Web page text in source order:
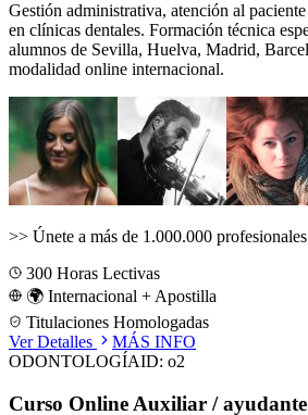
Gestión administrativa, atención al
en clínicas dentales. Formación técnica
alumnos de Sevilla, Huelva, Madrid,
modalidad online internacional.
>> Únete a más de 1.000.000
300 Horas Lectivas
🌍 Internacional + Apostilla
Titulaciones Homologadas
Ver Detalles
MÁS INFO
ODONTOLOGÍAID: o2
Curso Online Auxiliar /